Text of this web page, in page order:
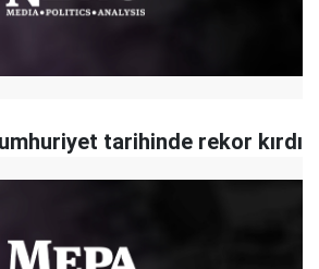
tarihinde rekor kırdı